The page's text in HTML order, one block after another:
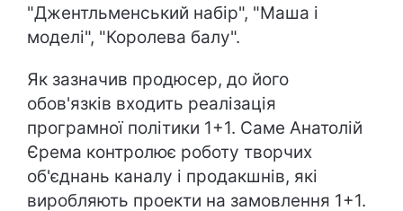
"Джентльменський набір", "Маша і
моделі", "Королева балу".
Як зазначив продюсер, до його
обов'язків входить реалізація
програмної політики 1+1. Саме Анатолій
Єрема контролює роботу творчих
об'єднань каналу і продакшнів, які
виробляють проекти на замовлення 1+1.